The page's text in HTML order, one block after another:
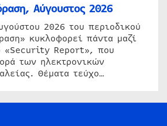
Αύγουστος 2026
2026 του περιοδικού
κυκλοφορεί πάντα μαζί
«Security Report», που
των ηλεκτρονικών
Θέματα τεύχο…